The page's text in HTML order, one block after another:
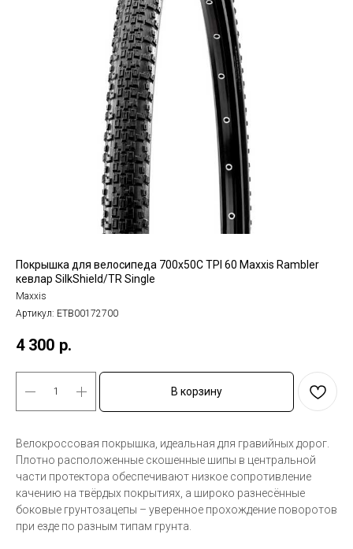
Покрышка для велосипеда 700x50C TPI 60 Maxxis Rambler
кевлар SilkShield/TR Single
Maxxis
Артикул: ETB00172700
4 300 р.
В корзину
Велокроссовая покрышка, идеальная для гравийных дорог.
Плотно расположенные скошенные шипы в центральной
части протектора обеспечивают низкое сопротивление
качению на твёрдых покрытиях, а широко разнесённые
боковые грунтозацепы – уверенное прохождение поворотов
при езде по разным типам грунта.